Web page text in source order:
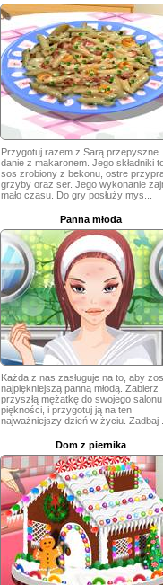
Przygotuj razem z Sarą przepyszne
danie z makaronem. Jego składniki
sos zrobiony z bekonu, ostre
grzyby oraz ser. Jego wykonanie
mało czasu. Do gry posłuży mys...
Panna młoda
Każda z nas zasługuje na to, aby
najpiękniejszą panną młodą. Zabierz
przyszłą mężatkę do swojego salonu
piękności, i przygotuj ją na ten
najważniejszy dzień w życiu. Zadbaj
Dom z piernika